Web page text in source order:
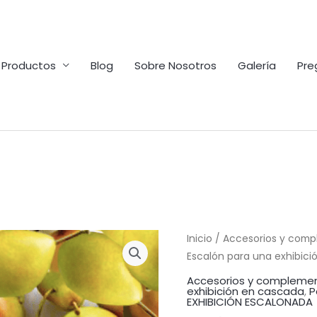
Productos
Blog Sobre Nosotros Galería
Inicio / Accesorios y
Escalón para una
Accesorios y
exhibición en cascada,
EXHIBICIÓN ESCALONADA